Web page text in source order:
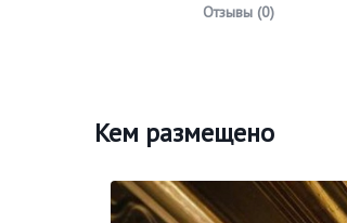
Отзывы (0)
Кем размещено